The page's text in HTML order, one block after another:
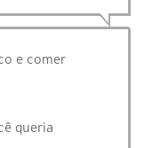
e comer
queria